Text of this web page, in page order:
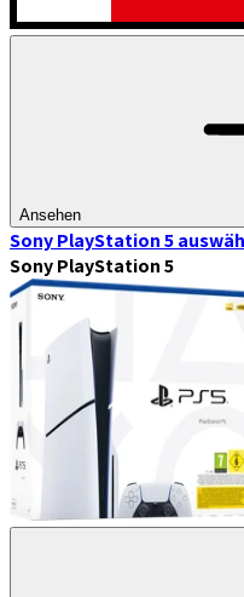
Ansehen
Sony PlayStation 5
Sony PlayStation 5